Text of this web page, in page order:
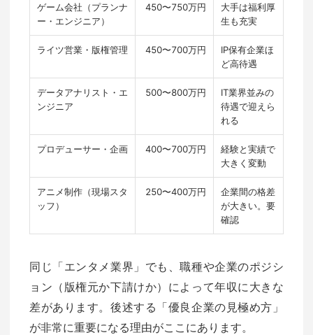
ゲーム会社（プランナ
ー・エンジニア）
450〜750万円
大手は福利厚
生も充実
ライツ営業・版権管理 450〜700万円
IP保有企業ほ
ど高待遇
データアナリスト・エ
ンジニア
500〜800万円
IT業界並みの
待遇で迎えら
れる
プロデューサー・企画 400〜700万円
経験と実績で
大きく変動
アニメ制作（現場スタ
ッフ）
250〜400万円
企業間の格差
が大きい。要
確認
同じ「エンタメ業界」でも、職種や企業のポジシ
ョン（版権元か下請けか）によって年収に大きな
差があります。後述する「優良企業の見極め方」
が非常に重要になる理由がここにあります。